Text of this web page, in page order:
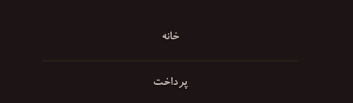
خانه
پرداخت